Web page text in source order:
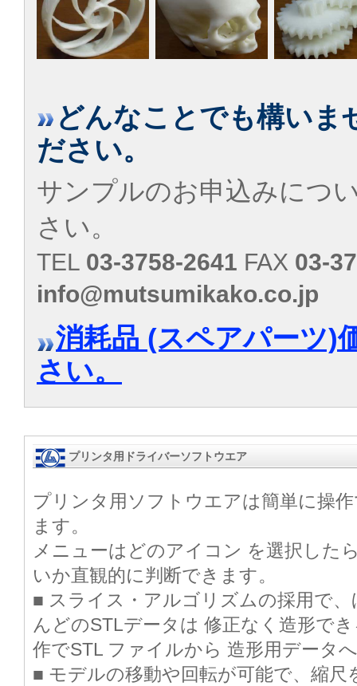
どんなことでも構いま
ださい。
サンプルのお申込みにつ
さい。
TEL 03-3758-2641 FAX 03-
info@mutsumikako.co.jp
消耗品 (スペアパーツ)
さい。
プリンタ用ドライバーソフトウエア
プリンタ用ソフトウエアは簡単に操
ます。
メニューはどのアイコン を選択した
いか直観的に判断できます。
■ スライス・アルゴリズムの採用で、
んどのSTLデータは 修正なく造形で
作でSTL ファイルから 造形用データ
■ モデルの移動や回転が可能で、縮尺